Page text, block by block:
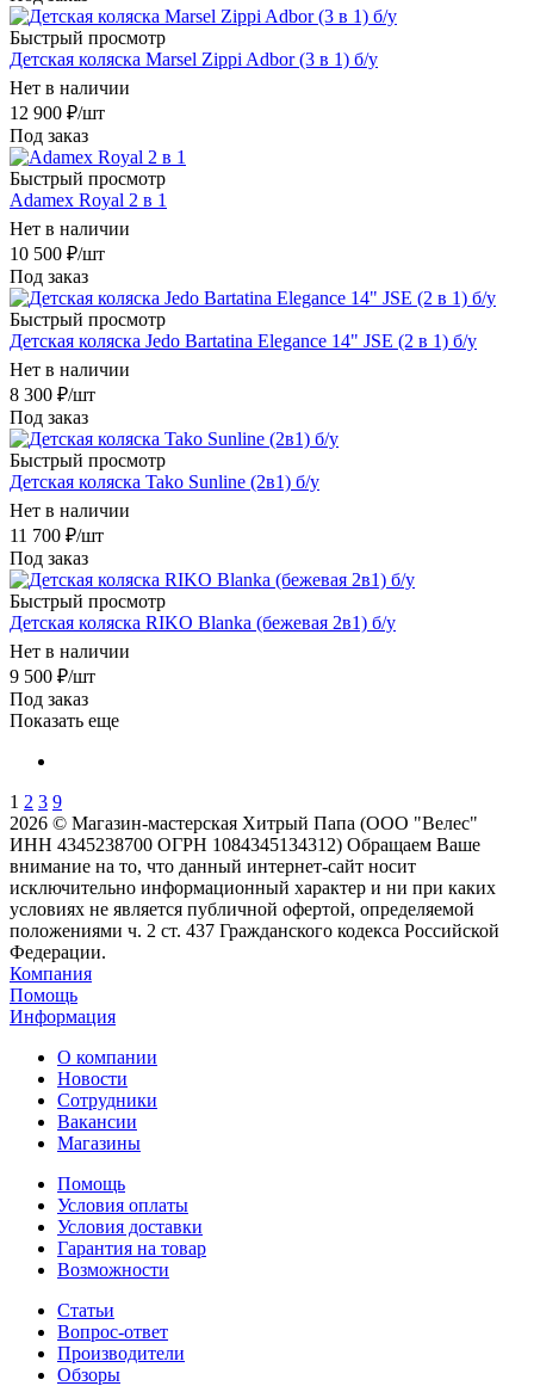
Быстрый просмотр
Детская коляска Marsel Zippi Adbor (3 в 1) б/у
Нет в наличии
12 900 ₽/шт
Под заказ
Быстрый просмотр
Adamex Royal 2 в 1
Нет в наличии
10 500 ₽/шт
Под заказ
Быстрый просмотр
Детская коляска Jedo Bartatina Elegance 14" JSE (2 в 1) б/у
Нет в наличии
8 300 ₽/шт
Под заказ
Быстрый просмотр
Детская коляска Tako Sunline (2в1) б/у
Нет в наличии
11 700 ₽/шт
Под заказ
Быстрый просмотр
Детская коляска RIKO Blanka (бежевая 2в1) б/у
Нет в наличии
9 500 ₽/шт
Под заказ
Показать еще
1 2 3 9
2026 © Магазин-мастерская Хитрый Папа (ООО "Велес"
ИНН 4345238700 ОГРН 1084345134312) Обращаем Ваше
внимание на то, что данный интернет-сайт носит
исключительно информационный характер и ни при каких
условиях не является публичной офертой, определяемой
положениями ч. 2 ст. 437 Гражданского кодекса Российской
Федерации.
Компания
Помощь
Информация
О компании
Новости
Сотрудники
Вакансии
Магазины
Помощь
Условия оплаты
Условия доставки
Гарантия на товар
Возможности
Статьи
Вопрос-ответ
Производители
Обзоры